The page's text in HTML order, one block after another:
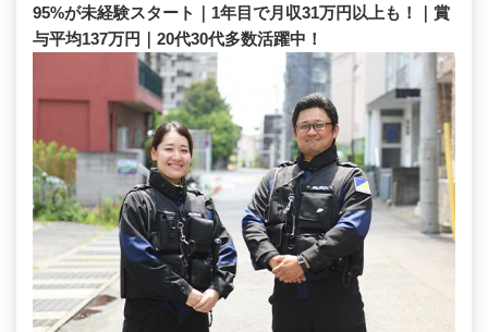
95%が未経験スタート｜1年目で月収31万円以上も！｜賞
与平均137万円｜20代30代多数活躍中！